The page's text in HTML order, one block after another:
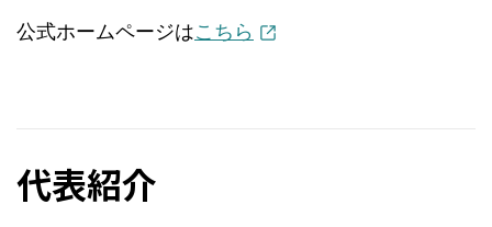
公式ホームページはこちら
代表紹介